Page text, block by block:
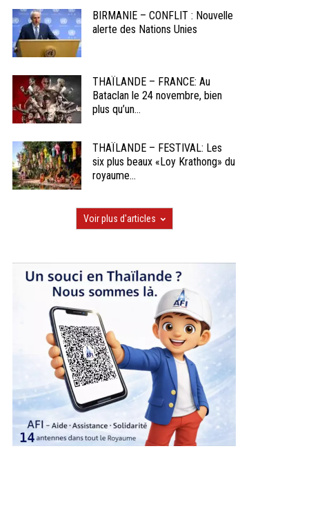
BIRMANIE – CONFLIT : Nouvelle
alerte des Nations Unies
THAÏLANDE – FRANCE: Au
Bataclan le 24 novembre, bien
plus qu’un...
THAÏLANDE – FESTIVAL: Les
six plus beaux «Loy Krathong» du
royaume...
Voir plus d'articles